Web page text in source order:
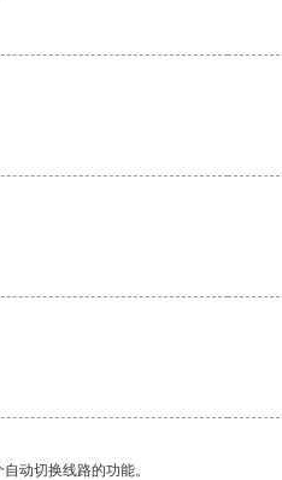
动切换线路的功能。